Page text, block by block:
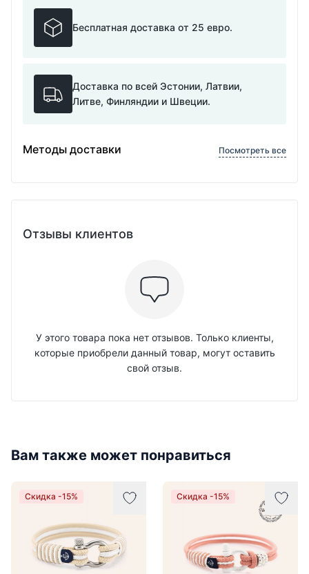
Бесплатная доставка от 25 евро.
Доставка по всей Эстонии, Латвии,
Литве, Финляндии и Швеции.
Методы доставки Посмотреть все
Отзывы клиентов
У этого товара пока нет отзывов. Только клиенты,
которые приобрели данный товар, могут оставить
свой отзыв.
Вам также может понравиться
Скидка -15% Скидка -15%